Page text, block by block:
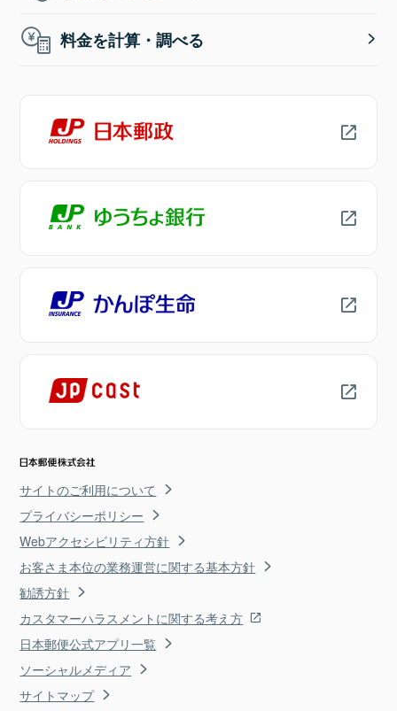
料金を計算・調べる
サイトのご利用について
プライバシーポリシー
Webアクセシビリティ方針
お客さま本位の業務運営に関する基本方針
勧誘方針
カスタマーハラスメントに関する考え方
日本郵便公式アプリ一覧
ソーシャルメディア
サイトマップ